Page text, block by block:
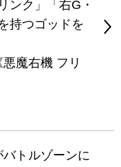
ンク」「右G・
持つゴッドを
魔右機 フリ
トルゾーンに